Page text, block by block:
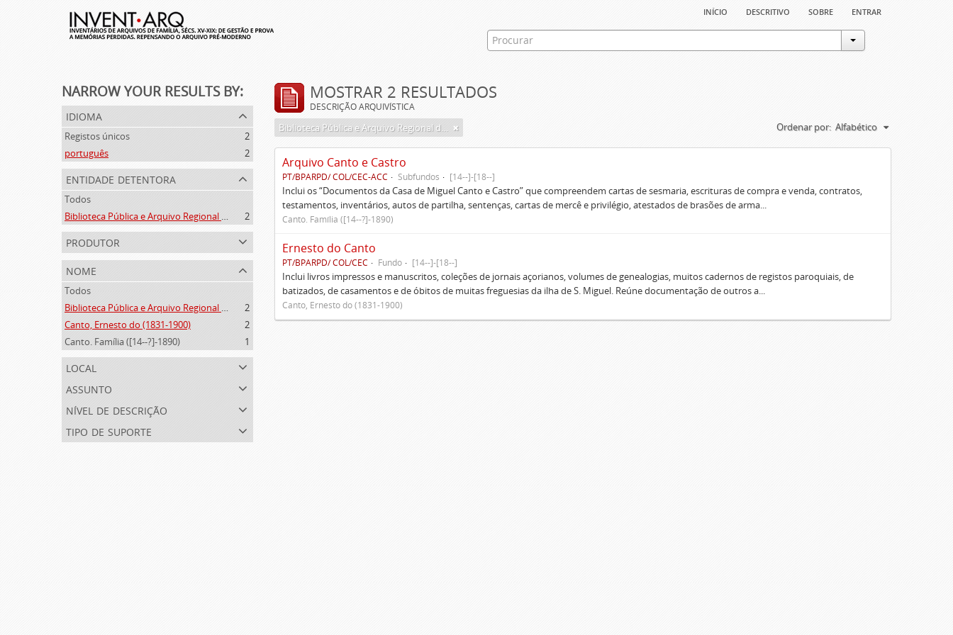
início descritivo sobre entrar
NARROW YOUR RESULTS BY:
idioma
Registos únicos
2
português
2
entidade detentora
Todos
Biblioteca Pública e Arquivo Regional de Ponta Delgada
2
produtor
nome
Todos
Biblioteca Pública e Arquivo Regional de Ponta Delgada (1841- )
2
Canto, Ernesto do (1831-1900)
2
Canto. Família ([14--?]-1890)
1
local
assunto
nível de descrição
tipo de suporte
MOSTRAR 2 RESULTADOS
DESCRIÇÃO ARQUIVÍSTICA
Biblioteca Pública e Arquivo Regional de Ponta Delgada Ordenar por: Alfabético
Arquivo Canto e Castro
PT/BPARPD/ COL/CEC-ACC Subfundos [14--]-[18--]
Inclui os “Documentos da Casa de Miguel Canto e Castro” que compreendem cartas de sesmaria, escrituras de compra e venda, contratos,
testamentos, inventários, autos de partilha, sentenças, cartas de mercê e privilégio, atestados de brasões de arma...
Canto. Família ([14--?]-1890)
Ernesto do Canto
PT/BPARPD/ COL/CEC Fundo [14--]-[18--]
Inclui livros impressos e manuscritos, coleções de jornais açorianos, volumes de genealogias, muitos cadernos de registos paroquiais, de
batizados, de casamentos e de óbitos de muitas freguesias da ilha de S. Miguel. Reúne documentação de outros a...
Canto, Ernesto do (1831-1900)